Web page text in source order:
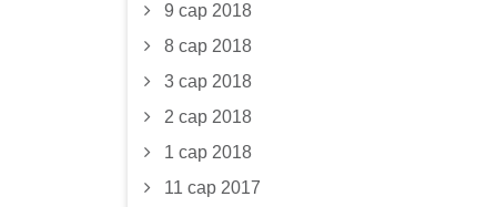
9 сар 2018
8 сар 2018
3 сар 2018
2 сар 2018
1 сар 2018
11 сар 2017